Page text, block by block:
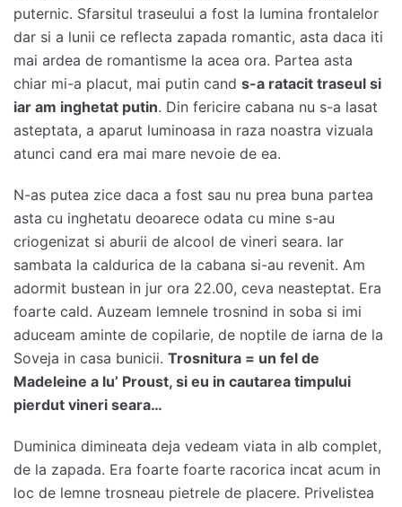
puternic. Sfarsitul traseului a fost la lumina frontalelor
dar si a lunii ce reflecta zapada romantic, asta daca iti
mai ardea de romantisme la acea ora. Partea asta
chiar mi-a placut, mai putin cand s-a ratacit traseul si
iar am inghetat putin. Din fericire cabana nu s-a lasat
asteptata, a aparut luminoasa in raza noastra vizuala
atunci cand era mai mare nevoie de ea.
N-as putea zice daca a fost sau nu prea buna partea
asta cu inghetatu deoarece odata cu mine s-au
criogenizat si aburii de alcool de vineri seara. Iar
sambata la caldurica de la cabana si-au revenit. Am
adormit bustean in jur ora 22.00, ceva neasteptat. Era
foarte cald. Auzeam lemnele trosnind in soba si imi
aduceam aminte de copilarie, de noptile de iarna de la
Soveja in casa bunicii. Trosnitura = un fel de
Madeleine a lu’ Proust, si eu in cautarea timpului
pierdut vineri seara…
Duminica dimineata deja vedeam viata in alb complet,
de la zapada. Era foarte foarte racorica incat acum in
loc de lemne trosneau pietrele de placere. Privelistea